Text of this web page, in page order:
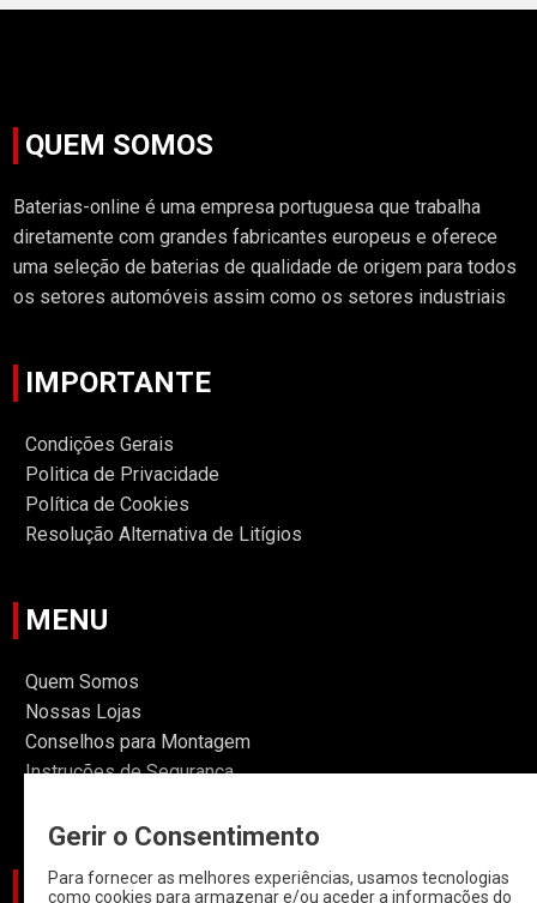
QUEM SOMOS
Baterias-online é uma empresa portuguesa que trabalha
diretamente com grandes fabricantes europeus e oferece
uma seleção de baterias de qualidade de origem para todos
os setores automóveis assim como os setores industriais
IMPORTANTE
Condições Gerais
Politica de Privacidade
Política de Cookies
Resolução Alternativa de Litígios
MENU
Quem Somos
Nossas Lojas
Conselhos para Montagem
Instruções de Segurança
CATEGORIAS
Gerir o Consentimento
Para fornecer as melhores experiências, usamos tecnologias
como cookies para armazenar e/ou aceder a informações do